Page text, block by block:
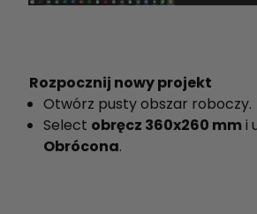
Rozpocznij nowy projekt
Otwórz pusty obszar roboczy.
Select obręcz 360x260 mm i
Obrócona.